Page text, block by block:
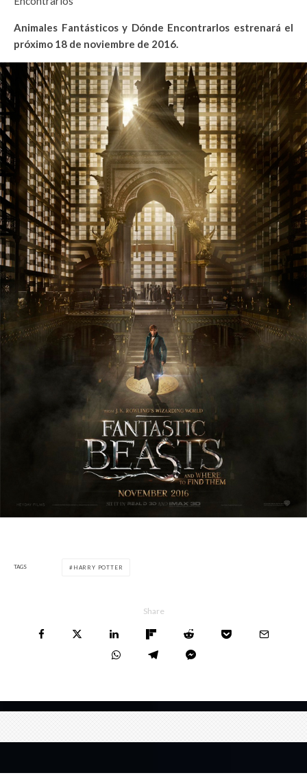
Animales Fantásticos y Dónde Encontrarlos estrenará el
próximo 18 de noviembre de 2016.
TAGS HARRY POTTER
Share